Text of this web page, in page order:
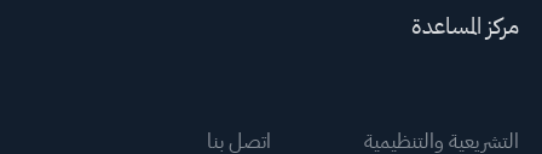
مركز المساعدة
التشريعية والتنظيمية اتصل بنا